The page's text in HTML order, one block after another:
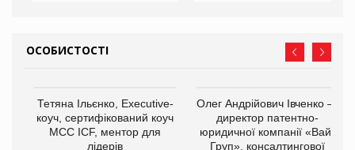
ОСОБИСТОСТІ
Тетяна Ільєнко, Executive-
коуч, сертифікований коуч
МСС ICF, ментор для
лідерів
Олег Андрійович Івченко —
директор патентно-
юридичної компанії «Вайз
Груп», консалтингової